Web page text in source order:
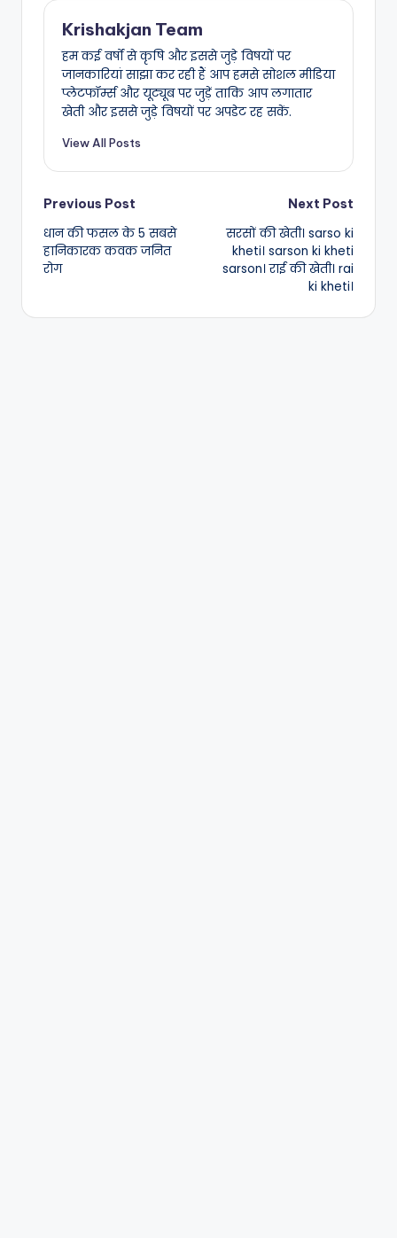
Krishakjan Team
हम कई वर्षों से कृषि और इससे जुड़े विषयों पर
जानकारियां साझा कर रही हैं आप हमसे सोशल मीडिया
प्लेटफॉर्म्स और यूट्यूब पर जुड़ें ताकि आप लगातार
खेती और इससे जुड़े विषयों पर अपडेट रह सकें.
View All Posts
Post
navigation
Previous Post
धान की फसल के 5 सबसे
हानिकारक कवक जनित
रोग
Next Post
सरसों की खेती। sarso ki
kheti। sarson ki kheti
sarson। राई की खेती। rai
ki kheti।